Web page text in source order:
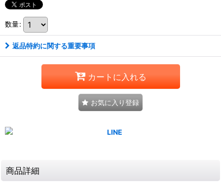
数量:
返品特約に関する重要事項
カートに入れる
お気に入り登録
商品詳細